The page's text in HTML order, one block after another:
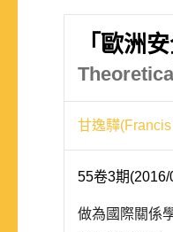
「歐洲
甘逸驊
55卷3期(2016/
做為國際關係